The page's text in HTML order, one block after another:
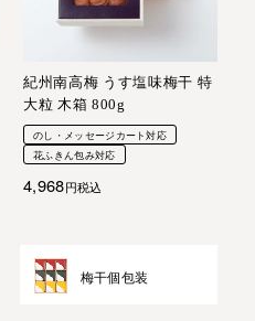
紀州南高梅 うす塩味梅干 特
大粒 木箱 800g
のし・メッセージカート対応
花ふきん包み対応
4,968 税込
梅干個包装